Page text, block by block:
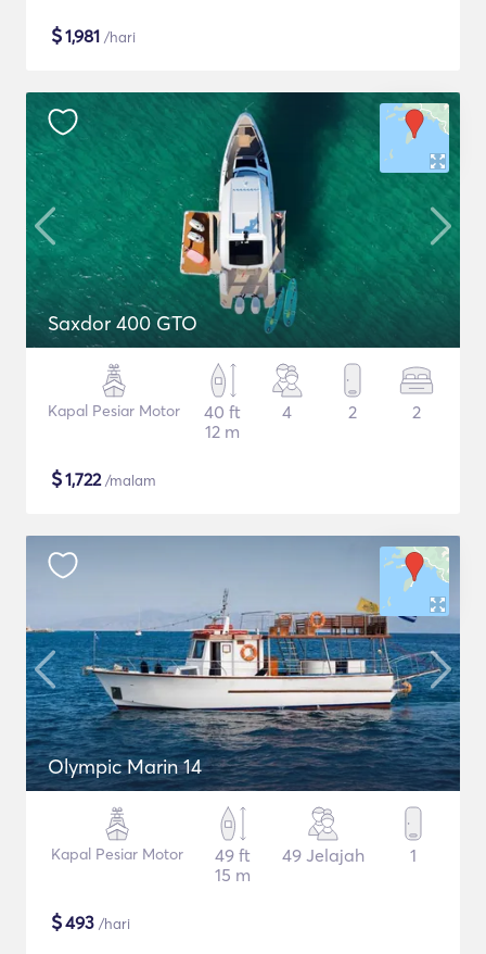
$1,981 /hari
Saxdor 400 GTO
Kapal Pesiar Motor
40 ft
12 m
4 2 2
$1,722/malam
Olympic Marin 14
Kapal Pesiar Motor
49 ft
15 m
49 Jelajah 1
$493 /hari